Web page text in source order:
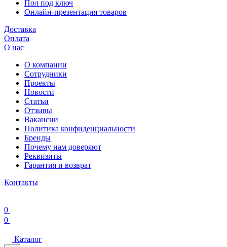
Пол под ключ
Онлайн-презентация товаров
Доставка
Оплата
О нас
О компании
Сотрудники
Проекты
Новости
Статьи
Отзывы
Вакансии
Политика конфиденциальности
Бренды
Почему нам доверяют
Реквизиты
Гарантия и возврат
Контакты
0
0
Каталог